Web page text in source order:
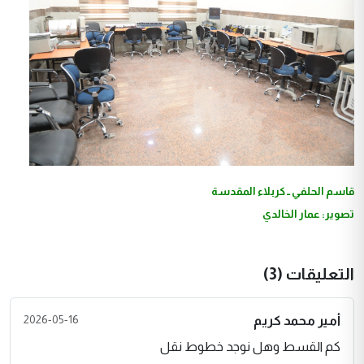
قاسم الحلفي ــ كربلاء المقدسة
تصوير: عمار الخالدي
التعليقات (3)
أمير محمد كريم 2026-05-16
كم القسط وهل نوجد خطوط نقل